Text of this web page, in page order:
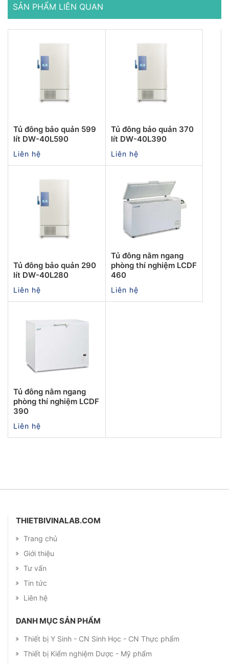
SẢN PHẨM LIÊN QUAN
Tủ đông bảo quản 599
lít DW-40L590
Liên hệ
Tủ đông bảo quản 370
lít DW-40L390
Liên hệ
Tủ đông bảo quản 290
lít DW-40L280
Liên hệ
Tủ đông nằm ngang
phòng thí nghiệm LCDF
460
Liên hệ
Tủ đông nằm ngang
phòng thí nghiệm LCDF
390
Liên hệ
THIETBIVINALAB.COM
Trang chủ
Giới thiệu
Tư vấn
Tin tức
Liên hệ
DANH MỤC SẢN PHẨM
Thiết bị Y Sinh - CN Sinh Học - CN Thực phẩm
Thiết bị Kiểm nghiệm Dược - Mỹ phẩm